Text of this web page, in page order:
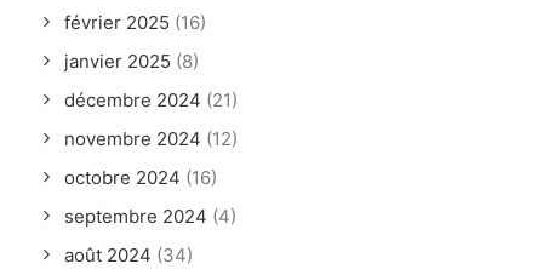
février 2025 (16)
janvier 2025 (8)
décembre 2024 (21)
novembre 2024 (12)
octobre 2024 (16)
septembre 2024 (4)
août 2024 (34)